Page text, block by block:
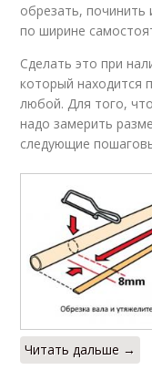
обрезать,
по ширине
Сделать это при
который находится
любой. Для того,
надо замерить
следующие
Читать дальше →